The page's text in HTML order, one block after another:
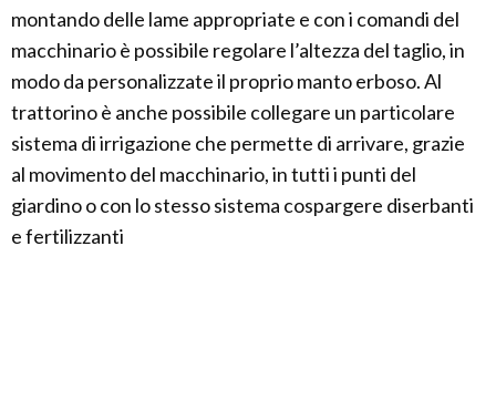
montando delle lame appropriate e con i comandi del
macchinario è possibile regolare l’altezza del taglio, in
modo da personalizzate il proprio manto erboso. Al
trattorino è anche possibile collegare un particolare
sistema di irrigazione che permette di arrivare, grazie
al movimento del macchinario, in tutti i punti del
giardino o con lo stesso sistema cospargere diserbanti
e fertilizzanti